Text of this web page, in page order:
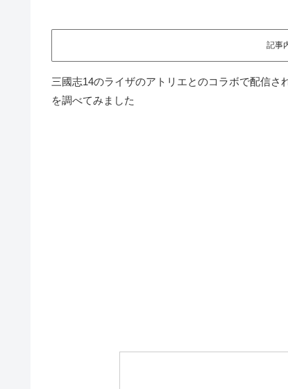
記事
三國志14のライザのアトリエとのコラボで配信
を調べてみました